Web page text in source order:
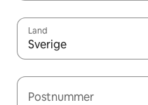
Land
Sverige
Postnummer